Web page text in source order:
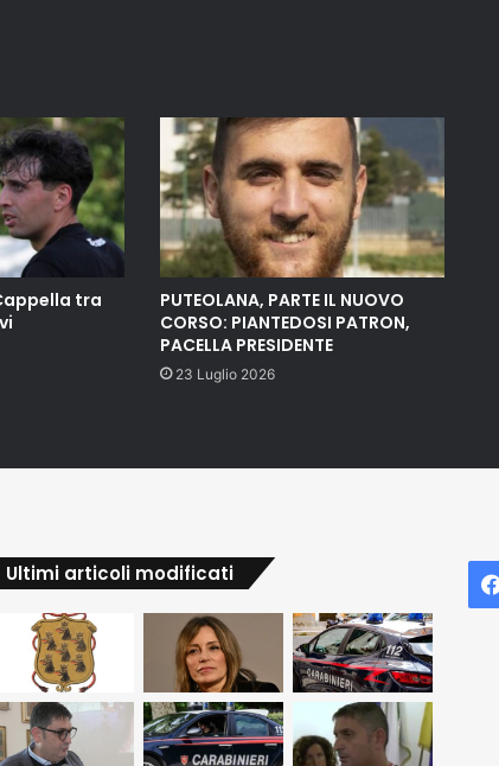
tra
PUTEOLANA, PARTE IL NUOVO
CORSO: PIANTEDOSI PATRON,
PACELLA PRESIDENTE
23 Luglio 2026
Ultimi articoli modificati